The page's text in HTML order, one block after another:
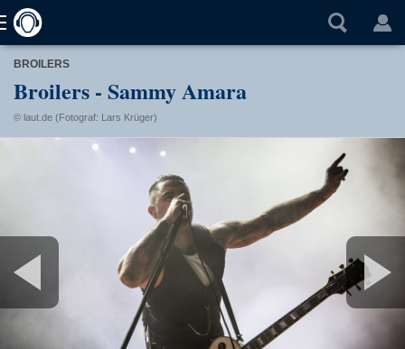
BROILERS
Broilers - Sammy Amara
© laut.de (Fotograf: Lars Krüger)